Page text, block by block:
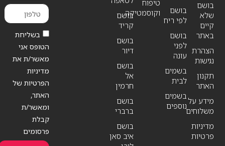
בושם
שלא
קיים
באתר
הצהרת
נגישות
תקנון
האתר
מידע על
משלוחים
מדיניות
פרטיות
טיפוח
וקוסמטיקה
בושם
לפי ריח
בושם
לפני
עונה
בשמים
לבית
בשמים
נוספים
בושם
קריד
בושם
דיור
בושם
אל
חרמין
בושם
ברברי
בושם
איב סאן
בשליחת
הטופס אני
מאשר/ת את
מדיניות
הפרטיות של
האתר,
ומאשר/ת
קבלת
פרסומים